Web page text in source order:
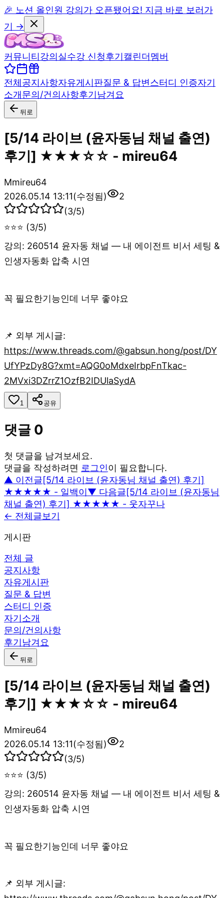
🎉 노션 올인원 강의가 오픈됐어요! 지금 바로 보러가
기 →
커뮤니티강의실수강 신청후기캘린더멤버
전체공지사항자유게시판질문 & 답변스터디 인증자기
소개문의/건의사항후기남겨요
뒤로
[5/14 라이브 (윤자동님 채널 출연)
후기] ★★★☆☆ - mireu64
Mmireu64
2026.05.14 13:11(수정됨)
2
(3/5)
⭐⭐⭐ (3/5)
강의: 260514 윤자동 채널 — 내 에이전트 비서 세팅 &
인생자동화 압축 시연
꼭 필요한기능인데 너무 좋야요
📌 외부 게시글:
https://www.threads.com/@gabsun.hong/post/DY
UfYPzDy8G?xmt=AQG0oMdxeIrbpFnTkac-
2MVxi3DZrrZ1OzfB2IDUlaSydA
1 공유
댓글 0
첫 댓글을 남겨보세요.
댓글을 작성하려면 로그인이 필요합니다.
▲ 이전글[5/14 라이브 (윤자동님 채널 출연) 후기]
★★★★★ - 일백이▼ 다음글[5/14 라이브 (윤자동님
채널 출연) 후기] ★★★★★ - 웃자꾸나
← 전체글보기
게시판
전체 글
공지사항
자유게시판
질문 & 답변
스터디 인증
자기소개
문의/건의사항
후기남겨요
뒤로
[5/14 라이브 (윤자동님 채널 출연)
후기] ★★★☆☆ - mireu64
Mmireu64
2026.05.14 13:11(수정됨)
2
(3/5)
⭐⭐⭐ (3/5)
강의: 260514 윤자동 채널 — 내 에이전트 비서 세팅 &
인생자동화 압축 시연
꼭 필요한기능인데 너무 좋야요
📌 외부 게시글: